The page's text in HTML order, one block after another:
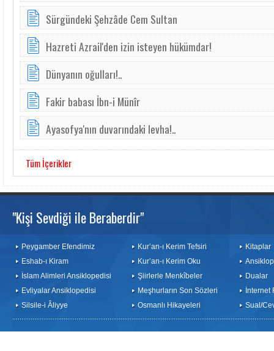
Sürgündeki Şehzâde Cem Sultan
Hazreti Azrail'den izin isteyen hükümdar!
Dünyanın oğulları!..
Fakir babası İbn-i Münîr
Ayasofya'nın duvarındaki levha!..
Tüm İçerikler
"Kişi Sevdiği ile Beraberdir"
Peygamber Efendimiz
Eshab-ı Kiram
İslam Alimleri Ansiklopedisi
Evliyalar Ansiklopedisi
Silsile-i Âliyye
Kur’an-ı Kerim Tefsiri
Kur’an-ı Kerim Oku
Şiirlerle Menkîbeler
Meşhurların Son Sözleri
Osmanlı Hikayeleri
Kitaplar
Dualar
İnternet
Sual/